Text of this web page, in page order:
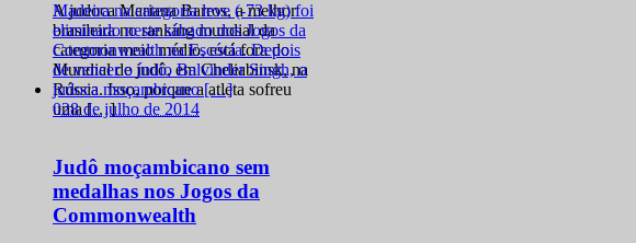
A judoca Mariana Barros, a melhor
brasileira no ranking mundial da
categoria meio médio, está fora do
Mundial de judô, em Cheliabinsk, na
Rússia. Isso, porque a atleta sofreu
uma […]
028 de julho de 2014
Judô moçambicano sem
medalhas nos Jogos da
Commonwealth